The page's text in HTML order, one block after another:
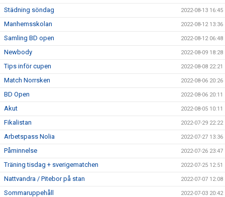
Städning söndag 2022-08-13 16:45
Manhemsskolan 2022-08-12 13:36
Samling BD open 2022-08-12 06:48
Newbody 2022-08-09 18:28
Tips inför cupen 2022-08-08 22:21
Match Norrsken 2022-08-06 20:26
BD Open 2022-08-06 20:11
Akut 2022-08-05 10:11
Fikalistan 2022-07-29 22:22
Arbetspass Nolia 2022-07-27 13:36
Påminnelse 2022-07-26 23:47
Träning tisdag + sverigematchen 2022-07-25 12:51
Nattvandra / Pitebor på stan 2022-07-07 12:08
Sommaruppehåll 2022-07-03 20:42